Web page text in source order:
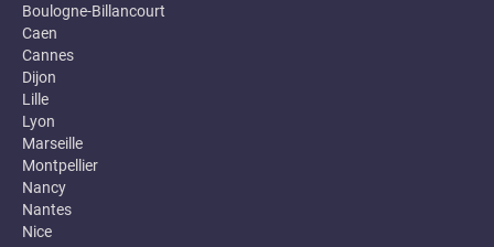
Boulogne-Billancourt
Caen
Cannes
Dijon
Lille
Lyon
Marseille
Montpellier
Nancy
Nantes
Nice